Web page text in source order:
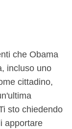
che Obama
incluso uno
cittadino,
sto chiedendo
apportare